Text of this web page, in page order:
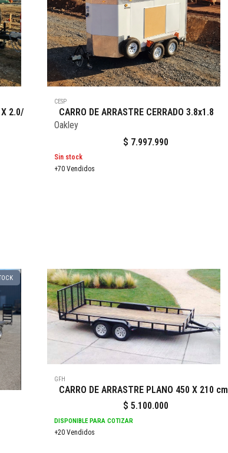
X 2.0/
CESP
CARRO DE ARRASTRE CERRADO 3.8x1.8
Oakley
$ 7.997.990
Sin stock
+70 Vendidos
GFH
CARRO DE ARRASTRE PLANO 450 X 210 cm
$ 5.100.000
DISPONIBLE PARA COTIZAR
+20 Vendidos